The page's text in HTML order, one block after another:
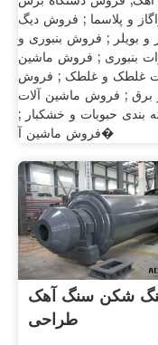
و پلاسما ; فروش دیگ
و بویلر ; فروش بنبوری و
بنبوری ; فروش ماشین
غلطک و غلطک ; فروش
برق ; فروش ماشین آلات
بندی حبوبات و خشکبار ;
فروش ماشین آ�
شکن سنگ آهک
طراحی